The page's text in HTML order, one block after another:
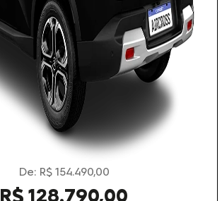
De: R$ 154.490,00
R$ 128.790,00